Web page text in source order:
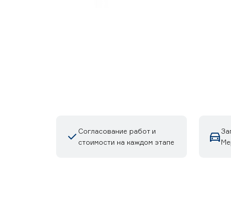
Согласование работ и
стоимости на каждом этапе